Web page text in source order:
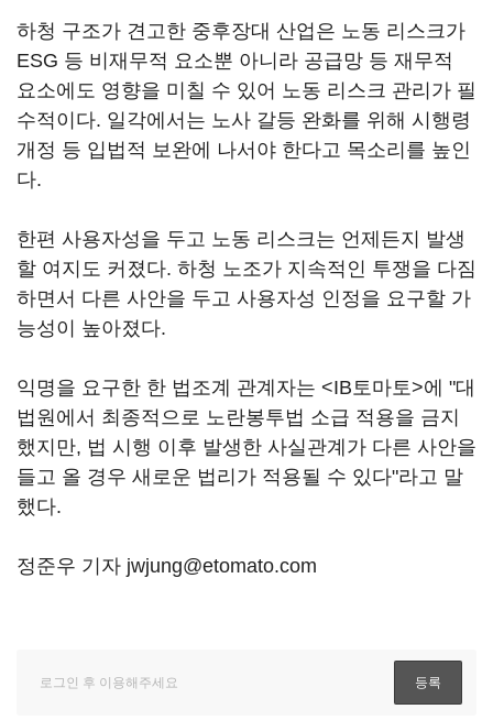
하청 구조가 견고한 중후장대 산업은 노동 리스크가
ESG 등 비재무적 요소뿐 아니라 공급망 등 재무적
요소에도 영향을 미칠 수 있어 노동 리스크 관리가 필
수적이다. 일각에서는 노사 갈등 완화를 위해 시행령
개정 등 입법적 보완에 나서야 한다고 목소리를 높인
다.
한편 사용자성을 두고 노동 리스크는 언제든지 발생
할 여지도 커졌다. 하청 노조가 지속적인 투쟁을 다짐
하면서 다른 사안을 두고 사용자성 인정을 요구할 가
능성이 높아졌다.
익명을 요구한 한 법조계 관계자는 <IB토마토>에 "대
법원에서 최종적으로 노란봉투법 소급 적용을 금지
했지만, 법 시행 이후 발생한 사실관계가 다른 사안을
들고 올 경우 새로운 법리가 적용될 수 있다"라고 말
했다.
정준우 기자 jwjung@etomato.com